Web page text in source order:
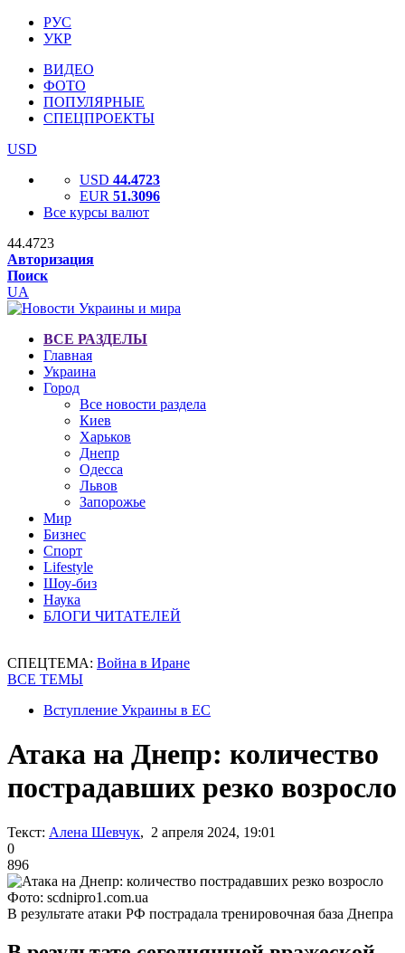
РУС
УКР
ВИДЕО
ФОТО
ПОПУЛЯРНЫЕ
СПЕЦПРОЕКТЫ
USD
USD 44.4723
EUR 51.3096
Все курсы валют
44.4723
Авторизация
Поиск
UA
ВСЕ РАЗДЕЛЫ
Главная
Украина
Город
Все новости раздела
Киев
Харьков
Днепр
Одесса
Львов
Запорожье
Мир
Бизнес
Спорт
Lifestyle
Шоу-биз
Наука
БЛОГИ ЧИТАТЕЛЕЙ
СПЕЦТЕМА: Война в Иране
ВСЕ ТЕМЫ
Вступление Украины в ЕС
Атака на Днепр: количество
пострадавших резко возросло
Текст: Алена Шевчук, 2 апреля 2024, 19:01
0
896
Фото: scdnipro1.com.ua
В результате атаки РФ пострадала тренировочная база Днепра